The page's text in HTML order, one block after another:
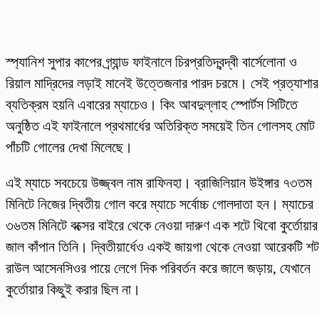
স্প্যানিশ সুপার কাপের গ্র্যান্ড ফাইনালে চিরপ্রতিদ্বন্দ্বী বার্সেলোনা ও
রিয়াল মাদ্রিদের লড়াই মানেই উত্তেজনার পারদ চরমে। সেই প্রত্যাশার
ব্যতিক্রম হয়নি এবারের ম্যাচেও। কিং আবদুল্লাহ স্পোর্টস সিটিতে
অনুষ্ঠিত এই ফাইনালে প্রথমার্ধের অতিরিক্ত সময়েই তিন গোলসহ মোট
পাঁচটি গোলের দেখা মিলেছে।
এই ম্যাচে সবচেয়ে উজ্জ্বল নাম রাফিনহা। ব্রাজিলিয়ান উইঙ্গার ৭৩তম
মিনিটে নিজের দ্বিতীয় গোল করে ম্যাচে সর্বোচ্চ গোলদাতা হন। ম্যাচের
৩৬তম মিনিটে বক্সের বাইরে থেকে নেওয়া দারুণ এক শটে থিবো কুর্তোয়ার
জাল কাঁপান তিনি। দ্বিতীয়ার্ধেও একই জায়গা থেকে নেওয়া আরেকটি শট
রাউল আসেনসিওর পায়ে লেগে দিক পরিবর্তন করে জালে জড়ায়, যেখানে
কুর্তোয়ার কিছুই করার ছিল না।